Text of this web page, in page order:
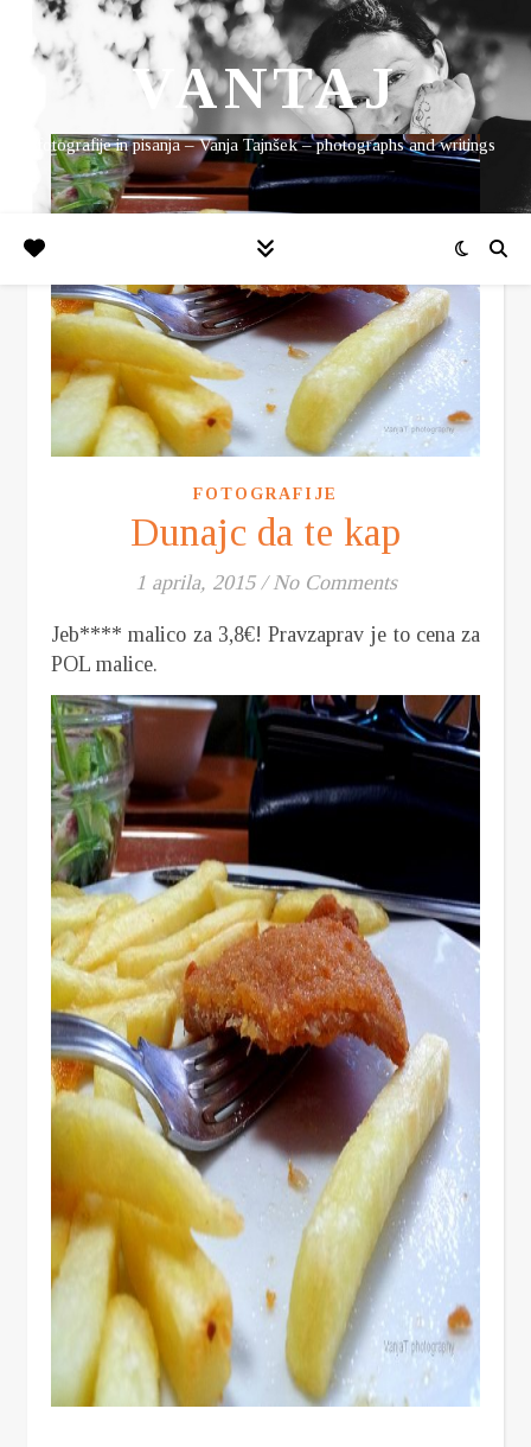
VANTAJ
fotografije in pisanja – Vanja Tajnšek – photographs and writings
FOTOGRAFIJE
Dunajc da te kap
1 aprila, 2015 / No Comments
Jeb**** malico za 3,8€! Pravzaprav je to cena za
POL malice.